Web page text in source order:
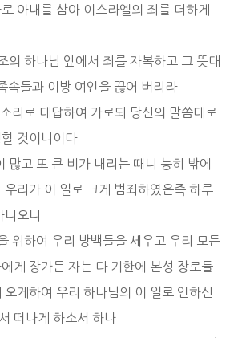
아내를 삼아 이스라엘의 죄를 더하게
의 하나님 앞에서 죄를 자복하고 그 뜻대
속들과 이방 여인을 끊어 버리라
리로 대답하여 가로되 당신의 말씀대로
것이니이다
많고 또 큰 비가 내리는 때니 능히 밖에
우리가 이 일로 크게 범죄하였은즉 하루
니오니
위하여 우리 방백들을 세우고 우리 모든
게 장가든 자는 다 기한에 본성 장로들
오게하여 우리 하나님의 이 일로 인하신
떠나게 하소서 하나